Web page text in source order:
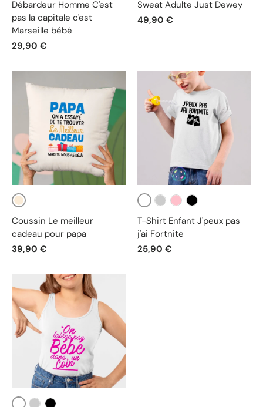
Débardeur Homme C'est
pas la capitale c'est
Marseille bébé
29,90 €
Sweat Adulte Just Dewey
49,90 €
Beige
Coussin Le meilleur
cadeau pour papa
39,90 €
Blanc
T-Shirt Enfant J'peux pas
j'ai Fortnite
25,90 €